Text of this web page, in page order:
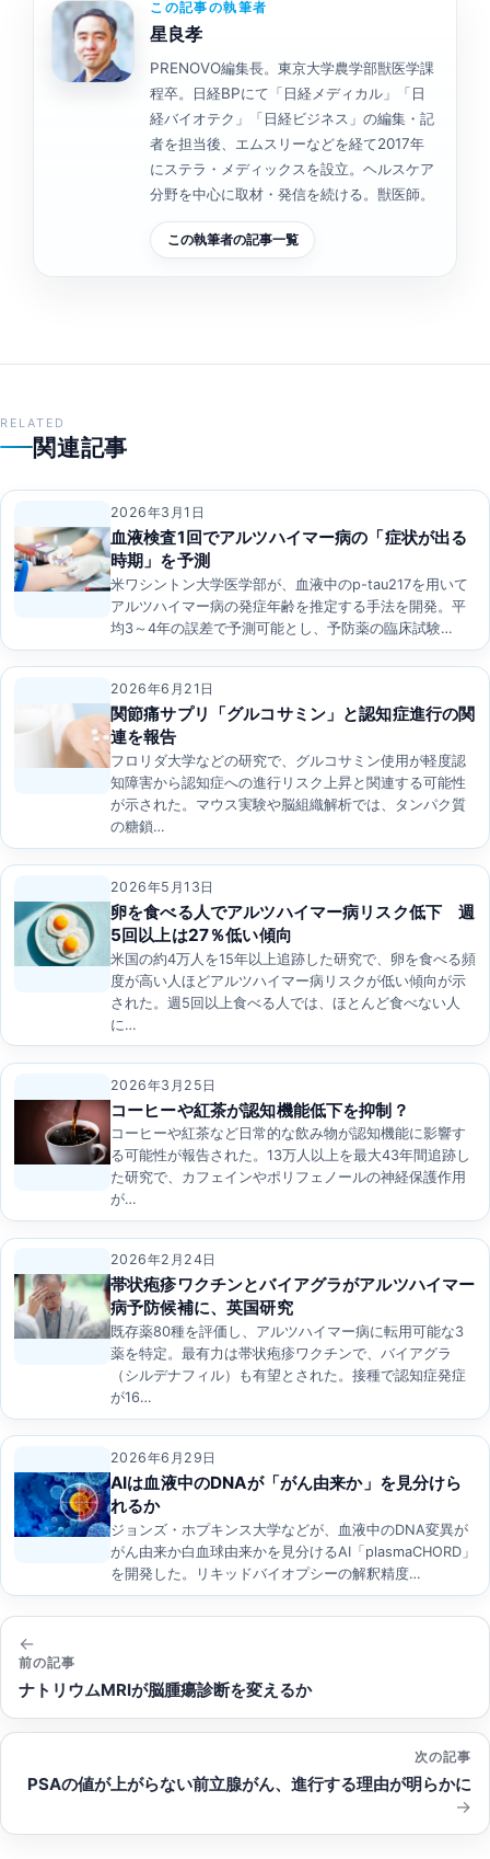
この記事の執筆者
星良孝
PRENOVO編集長。東京大学農学部獣医学課
程卒。日経BPにて「日経メディカル」「日
経バイオテク」「日経ビジネス」の編集・記
者を担当後、エムスリーなどを経て2017年
にステラ・メディックスを設立。ヘルスケア
分野を中心に取材・発信を続ける。獣医師。
この執筆者の記事一覧
RELATED
関連記事
2026年3月1日
血液検査1回でアルツハイマー病の「症状が出る
時期」を予測
米ワシントン大学医学部が、血液中のp-tau217を用いて
アルツハイマー病の発症年齢を推定する手法を開発。平
均3～4年の誤差で予測可能とし、予防薬の臨床試験…
2026年6月21日
関節痛サプリ「グルコサミン」と認知症進行の関
連を報告
フロリダ大学などの研究で、グルコサミン使用が軽度認
知障害から認知症への進行リスク上昇と関連する可能性
が示された。マウス実験や脳組織解析では、タンパク質
の糖鎖…
2026年5月13日
卵を食べる人でアルツハイマー病リスク低下 週
5回以上は27％低い傾向
米国の約4万人を15年以上追跡した研究で、卵を食べる頻
度が高い人ほどアルツハイマー病リスクが低い傾向が示
された。週5回以上食べる人では、ほとんど食べない人
に…
2026年3月25日
コーヒーや紅茶が認知機能低下を抑制？
コーヒーや紅茶など日常的な飲み物が認知機能に影響す
る可能性が報告された。13万人以上を最大43年間追跡し
た研究で、カフェインやポリフェノールの神経保護作用
が…
2026年2月24日
帯状疱疹ワクチンとバイアグラがアルツハイマー
病予防候補に、英国研究
既存薬80種を評価し、アルツハイマー病に転用可能な3
薬を特定。最有力は帯状疱疹ワクチンで、バイアグラ
（シルデナフィル）も有望とされた。接種で認知症発症
が16…
2026年6月29日
AIは血液中のDNAが「がん由来か」を見分けら
れるか
ジョンズ・ホプキンス大学などが、血液中のDNA変異が
がん由来か白血球由来かを見分けるAI「plasmaCHORD」
を開発した。リキッドバイオプシーの解釈精度…
投
稿
ナ
ビ
シ
前の記事
ナトリウムMRIが脳腫瘍診断を変えるか
次の記事
PSAの値が上がらない前立腺がん、進行する理由が明らかに